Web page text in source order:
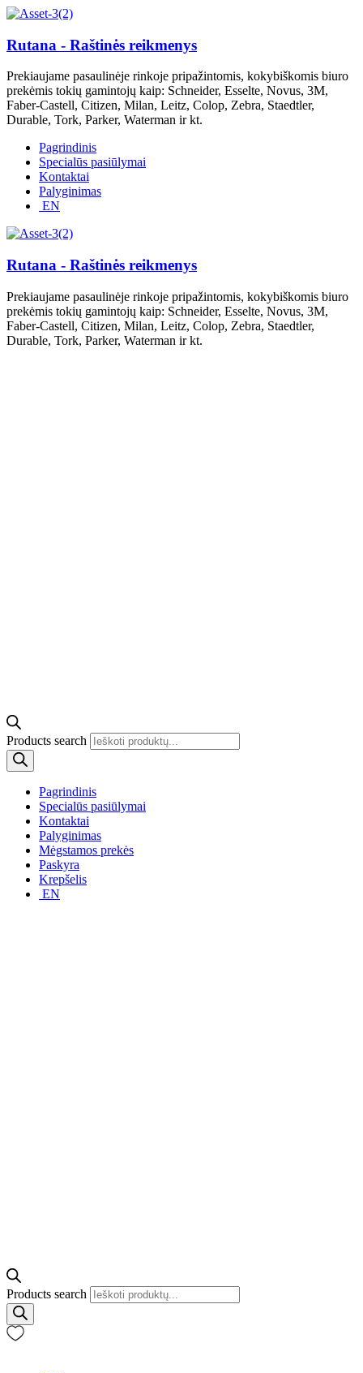
Rutana - Raštinės reikmenys
Prekiaujame pasaulinėje rinkoje pripažintomis, kokybiškomis biuro
prekėmis tokių gamintojų kaip: Schneider, Esselte, Novus, 3M,
Faber-Castell, Citizen, Milan, Leitz, Colop, Zebra, Staedtler,
Durable, Tork, Parker, Waterman ir kt.
Pagrindinis
Specialūs pasiūlymai
Kontaktai
Palyginimas
EN
Rutana - Raštinės reikmenys
Prekiaujame pasaulinėje rinkoje pripažintomis, kokybiškomis biuro
prekėmis tokių gamintojų kaip: Schneider, Esselte, Novus, 3M,
Faber-Castell, Citizen, Milan, Leitz, Colop, Zebra, Staedtler,
Durable, Tork, Parker, Waterman ir kt.
Products search
Pagrindinis
Specialūs pasiūlymai
Kontaktai
Palyginimas
Mėgstamos prekės
Paskyra
Krepšelis
EN
Products search